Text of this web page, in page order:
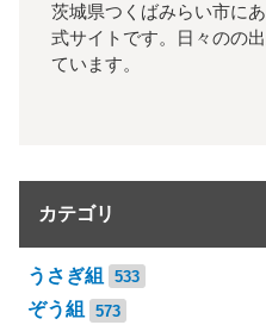
茨城県つくばみらい市に
式サイトです。日々のの
ています。
カテゴリ
うさぎ組 533
ぞう組 573